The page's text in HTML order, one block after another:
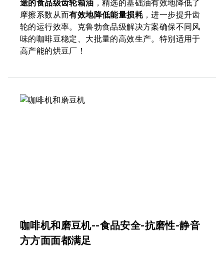
途的食品级齿轮箱油 ，精选的基础油有效地降低了
摩擦系数从而有效地降低能量损耗 ，进一步提升齿
轮的运行效率。克鲁勃食品级解决方案确保不同风
味的咖啡豆稳定、大批量的高效生产。特别适用于
高产能的烘豆厂！
咖啡机和磨豆机--食品安全-抗磨性-静音
方方面面都满足